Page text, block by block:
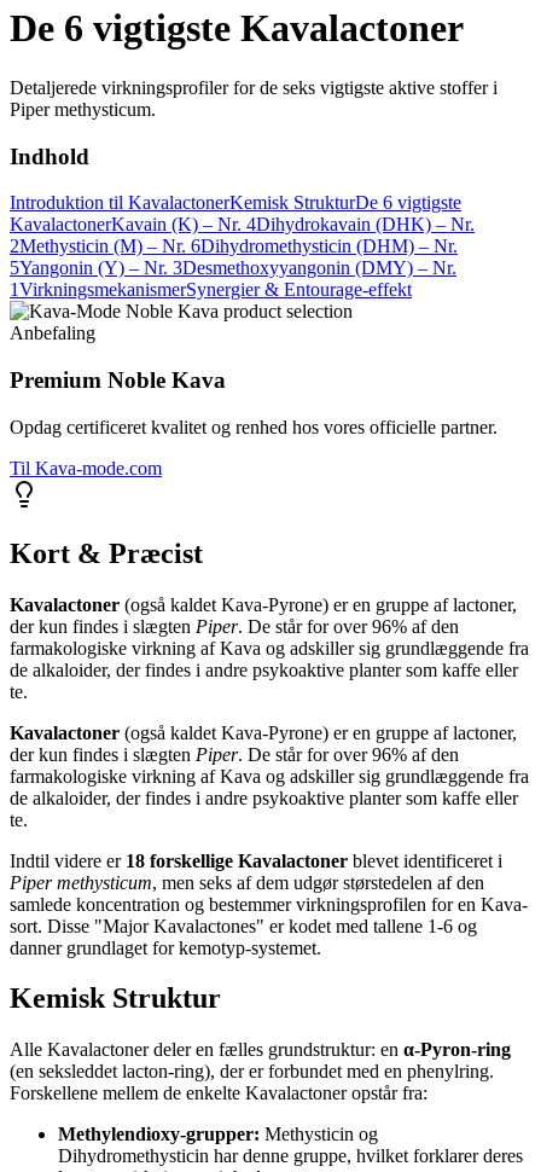
De 6 vigtigste Kavalactoner
Detaljerede virkningsprofiler for de seks vigtigste aktive stoffer i
Piper methysticum.
Indhold
Introduktion til KavalactonerKemisk StrukturDe 6 vigtigste
KavalactonerKavain (K) – Nr. 4Dihydrokavain (DHK) – Nr.
2Methysticin (M) – Nr. 6Dihydromethysticin (DHM) – Nr.
5Yangonin (Y) – Nr. 3Desmethoxyyangonin (DMY) – Nr.
1VirkningsmekanismerSynergier & Entourage-effekt
Anbefaling
Premium Noble Kava
Opdag certificeret kvalitet og renhed hos vores officielle partner.
Til Kava-mode.com
Kort & Præcist
Kavalactoner (også kaldet Kava-Pyrone) er en gruppe af lactoner,
der kun findes i slægten Piper. De står for over 96% af den
farmakologiske virkning af Kava og adskiller sig grundlæggende fra
de alkaloider, der findes i andre psykoaktive planter som kaffe eller
te.
Kavalactoner (også kaldet Kava-Pyrone) er en gruppe af lactoner,
der kun findes i slægten Piper. De står for over 96% af den
farmakologiske virkning af Kava og adskiller sig grundlæggende fra
de alkaloider, der findes i andre psykoaktive planter som kaffe eller
te.
Indtil videre er 18 forskellige Kavalactoner blevet identificeret i
Piper methysticum, men seks af dem udgør størstedelen af den
samlede koncentration og bestemmer virkningsprofilen for en Kava-
sort. Disse "Major Kavalactones" er kodet med tallene 1-6 og
danner grundlaget for kemotyp-systemet.
Kemisk Struktur
Alle Kavalactoner deler en fælles grundstruktur: en α-Pyron-ring
(en seksleddet lacton-ring), der er forbundet med en phenylring.
Forskellene mellem de enkelte Kavalactoner opstår fra:
Methylendioxy-grupper: Methysticin og
Dihydromethysticin har denne gruppe, hvilket forklarer deres